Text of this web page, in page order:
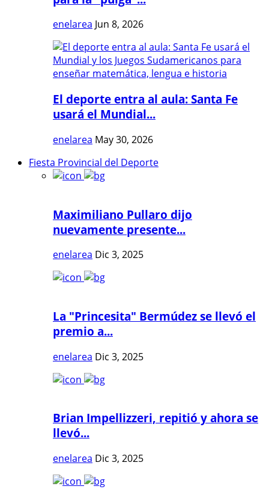
enelarea Jun 8, 2026
El deporte entra al aula: Santa Fe
usará el Mundial...
enelarea May 30, 2026
Fiesta Provincial del Deporte
Maximiliano Pullaro dijo
nuevamente presente...
enelarea Dic 3, 2025
La "Princesita" Bermúdez se llevó el
premio a...
enelarea Dic 3, 2025
Brian Impellizzeri, repitió y ahora se
llevó...
enelarea Dic 3, 2025